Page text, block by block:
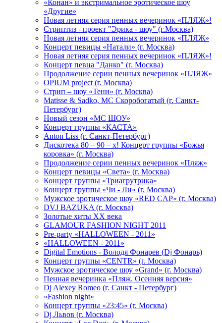
«Конан» и экстримальное эротическое шоу
«Другие»
Новая летняя серия пенных вечеринок «ПЛЯЖ»!
Стриптиз - проект "Эрика - шоу" (г.Москва)
Новая летняя серия пенных вечеринок «ПЛЯЖ»
Концерт певицы «Натали» (г. Москва)
Новая летняя серия пенных вечеринок «ПЛЯЖ»!
Концерт певца "Данко" (г. Москва)
Продолжение серии пенных вечеринок «ПЛЯЖ»
OPIUM project (г. Москва)
Стрип – шоу «Тени» (г. Москва)
Matissе & Sadko, MC Скоробогатый (г. Санкт-
Петербург)
Новый сезон «МС ШОУ»
Концерт группы «КАСТА»
Anton Liss (г. Санкт-Петербург)
Дискотека 80 – 90 – х! Концерт группы «Божья
коровка» (г. Москва)
Продолжение серии пенных вечеринок «Пляж»
Концерт певицы «Света» (г. Москва)
Концерт группы «Триагрутрика»
Концерт группы «Чи - Ли» (г. Москва)
Мужское эротическое шоу «RED CAP» (г. Москва)
DVJ BAZUKA (г. Москва)
Золотые хиты XX века
GLAMOUR FASHION NIGHT 2011
Pre-party «HALLOWEEN - 2011»
«HALLOWEEN - 2011»
Digital Emotions - Володя Фонарев (Dj Фонарь)
Концерт группы «CENTR» (г. Москва)
Мужское эротическое шоу «Grand» (г. Москва)
Пенная вечеринка «Пляж. Осенняя версия»
Dj Alexey Romeo (г. Санкт - Петербург)
«Fashion night»
Концерт группы «23:45» (г. Москва)
Dj Львов (г. Москва)